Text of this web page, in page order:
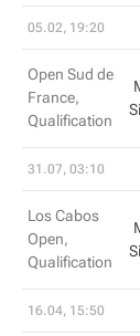
05.02, 19:20
Open Sud de
France,
Qualification
31.07, 03:10
Los Cabos
Open,
Qualification
16.04, 15:50